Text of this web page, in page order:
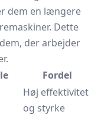
dem en længere
Dette
der arbejder
Fordel
Høj effektivitet
og styrke